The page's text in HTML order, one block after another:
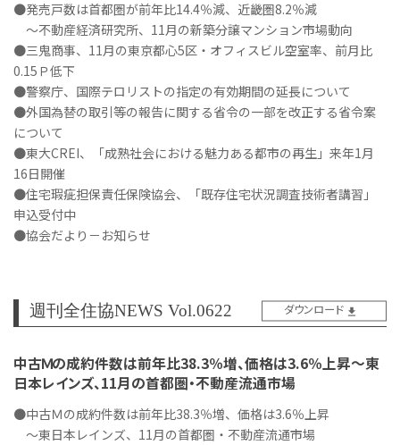
●発売戸数は首都圏が前年比14.4％減、近畿圏8.2％減
～不動産経済研究所、11月の新築分譲マンション市場動向
●三鬼商事、11月の東京都心5区・オフィスビル空室率、前月比
0.15Ｐ低下
●警察庁、国際テロリストの指定の有効期間の延長について
●外国為替の取引等の報告に関する省令の一部を改正する省令案
について
●東大CREI、「成熟社会における魅力ある都市の再生」来年1月
16日開催
●住宅瑕疵担保責任保険協会、「既存住宅状況調査技術者講習」
申込受付中
●協会だより－お知らせ
週刊全住協NEWS Vol.0622 ダウンロード
中古Ｍの成約件数は前年比38.3％増、価格は3.6％上昇～東
日本レインズ、11月の首都圏・不動産流通市場
●中古Ｍの成約件数は前年比38.3％増、価格は3.6％上昇
～東日本レインズ、11月の首都圏・不動産流通市場